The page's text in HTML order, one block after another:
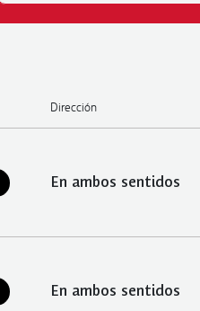
Dirección
En ambos sentidos
En ambos sentidos